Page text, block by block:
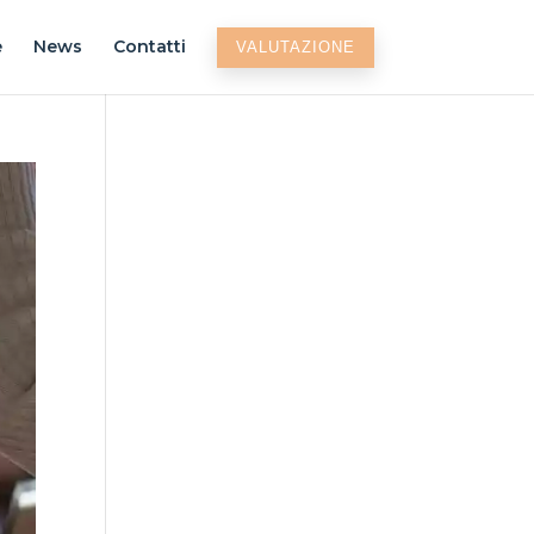
News Contatti VALUTAZIONE